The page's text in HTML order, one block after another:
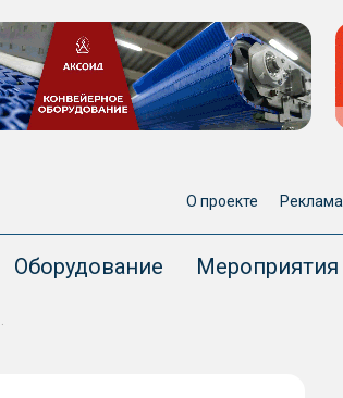
О проекте Реклама
Оборудование Мероприятия